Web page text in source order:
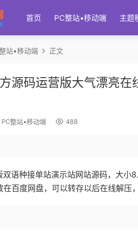
首页 PC整站▪移动端 主题
站▪移动端 正文
源码运营版大气漂亮
PC整站▪移动端 488
双语种接单站演示站网站源码，大
百度网盘，可以转存以后在线解压